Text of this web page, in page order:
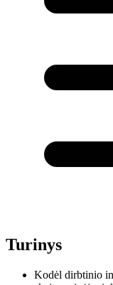
Turinys
Kodėl dirbtinio